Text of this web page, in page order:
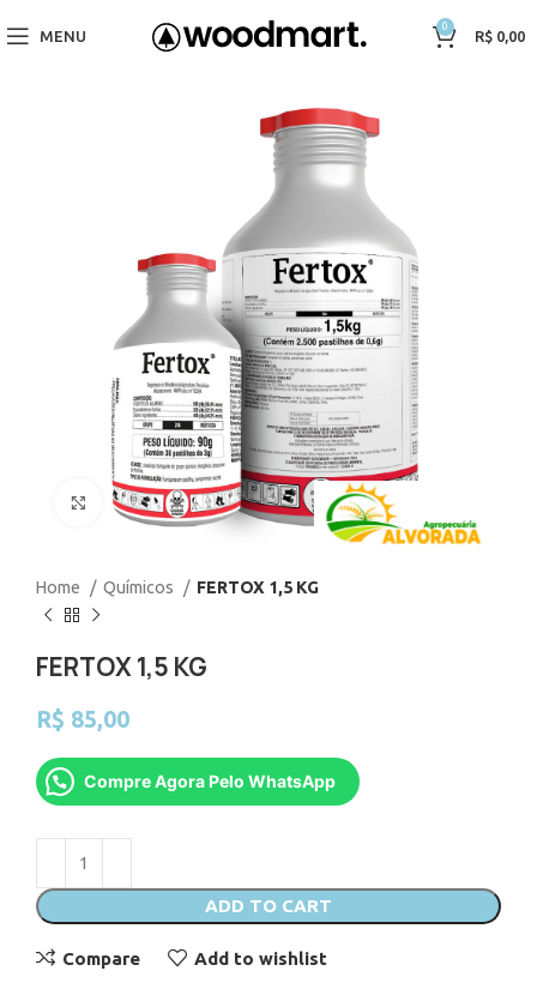
MENU
0
R$ 0,00
Click to enlarge
Home Químicos FERTOX 1,5 KG
FERTOX 1,5 KG
R$ 85,00
Compre Agora Pelo WhatsApp
ADD TO CART
Compare Add to wishlist